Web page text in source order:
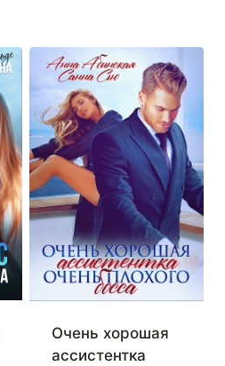
Очень хорошая
ассистентка